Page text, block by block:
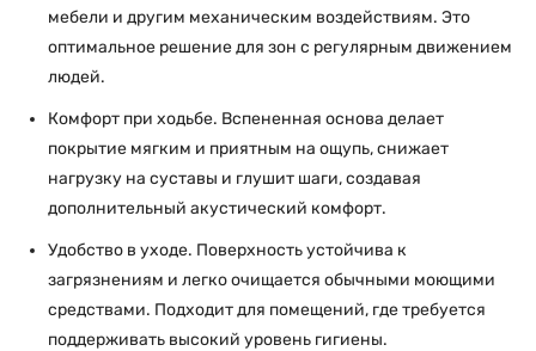
мебели и другим механическим воздействиям. Это
оптимальное решение для зон с регулярным движением
людей.
Комфорт при ходьбе. Вспененная основа делает
покрытие мягким и приятным на ощупь, снижает
нагрузку на суставы и глушит шаги, создавая
дополнительный акустический комфорт.
Удобство в уходе. Поверхность устойчива к
загрязнениям и легко очищается обычными моющими
средствами. Подходит для помещений, где требуется
поддерживать высокий уровень гигиены.